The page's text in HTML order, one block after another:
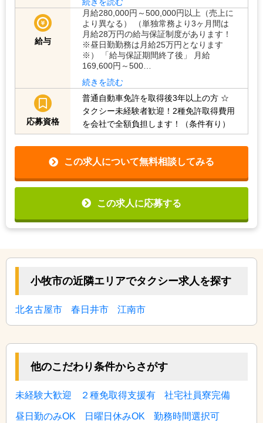
給与
月給280,000円～500,000円以上（売上に
より異なる） （単独常務より3ヶ月間は
月給28万円の給与保証制度があります！
※昼日勤勤務は月給25万円となります
※） 「給与保証期間終了後」 月給
169,600円～500…
続きを読む
応募資格
普通自動車免許を取得後3年以上の方 ☆
タクシー未経験者歓迎！2種免許取得費用
を会社で全額負担します！（条件有り）
この求人について無料相談してみる
この求人に応募する
小牧市の近隣エリアでタクシー求人を探す
北名古屋市 春日井市 江南市
他のこだわり条件からさがす
未経験大歓迎 ２種免取得支援有 社宅社員寮完備
昼日勤のみOK 日曜日休みOK 勤務時間選択可